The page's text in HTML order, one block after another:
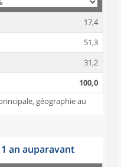
17,4
51,3
31,2
100,0
géographie au
1 an auparavant